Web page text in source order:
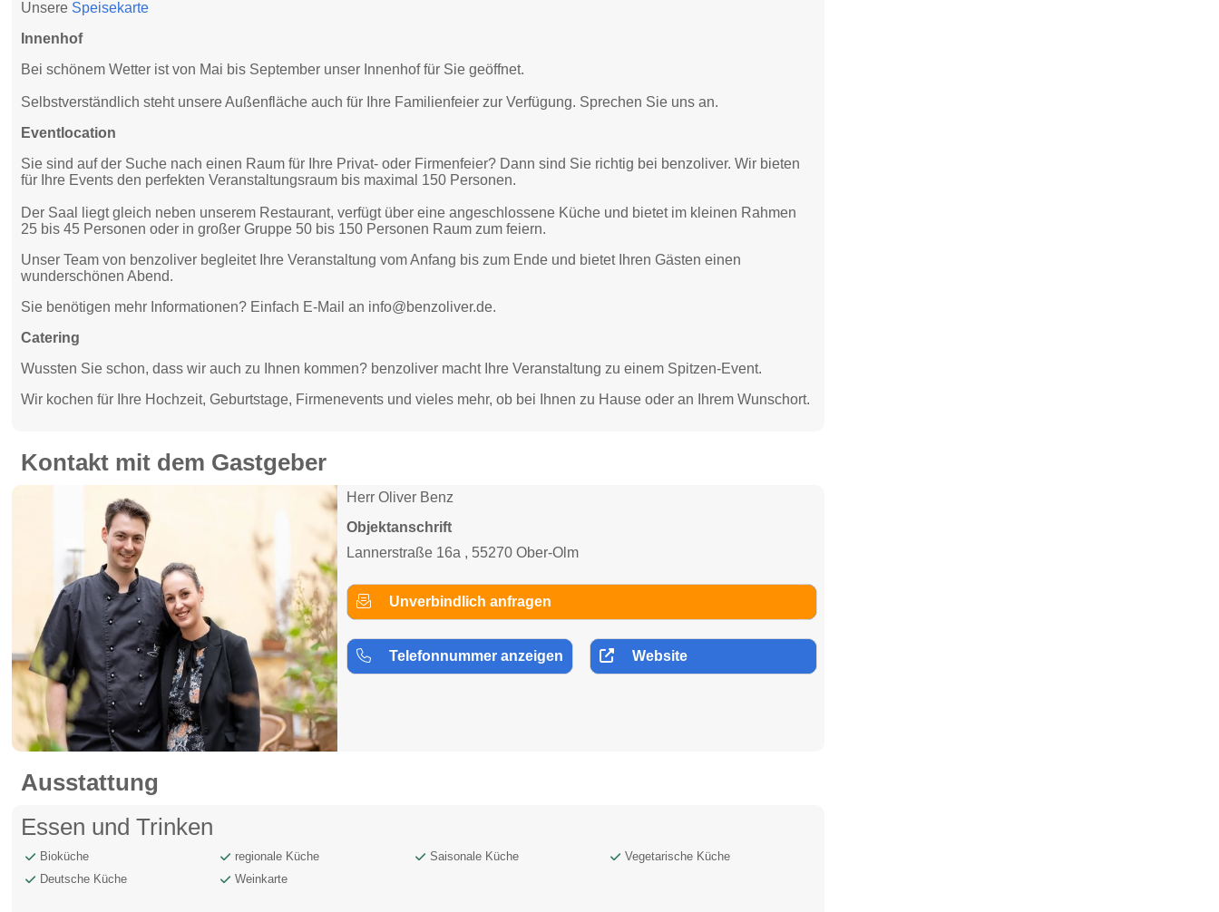
Unsere Speisekarte
Innenhof
Bei schönem Wetter ist von Mai bis September unser Innenhof für Sie geöffnet.
Selbstverständlich steht unsere Außenfläche auch für Ihre Familienfeier zur Verfügung. Sprechen Sie uns an.
Eventlocation
Sie sind auf der Suche nach einen Raum für Ihre Privat- oder Firmenfeier? Dann sind Sie richtig bei benzoliver. Wir bieten
für Ihre Events den perfekten Veranstaltungsraum bis maximal 150 Personen.
Der Saal liegt gleich neben unserem Restaurant, verfügt über eine angeschlossene Küche und bietet im kleinen Rahmen
25 bis 45 Personen oder in großer Gruppe 50 bis 150 Personen Raum zum feiern.
Unser Team von benzoliver begleitet Ihre Veranstaltung vom Anfang bis zum Ende und bietet Ihren Gästen einen
wunderschönen Abend.
Sie benötigen mehr Informationen? Einfach E-Mail an info@benzoliver.de.
Catering
Wussten Sie schon, dass wir auch zu Ihnen kommen? benzoliver macht Ihre Veranstaltung zu einem Spitzen-Event.
Wir kochen für Ihre Hochzeit, Geburtstage, Firmenevents und vieles mehr, ob bei Ihnen zu Hause oder an Ihrem Wunschort.
Kontakt mit dem Gastgeber
Herr Oliver Benz
Objektanschrift
Lannerstraße 16a , 55270 Ober-Olm
Unverbindlich anfragen
Telefonnummer anzeigen Website
Ausstattung
Essen und Trinken
Bioküche regionale Küche Saisonale Küche
Vegetarische Küche
Deutsche Küche
Weinkarte